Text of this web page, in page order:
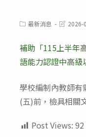
Post最新消息
Post2026-
補助「115上半年
語能力認證中高
學校編制內教師有
(五)前，檢具相關
Post Views: 92